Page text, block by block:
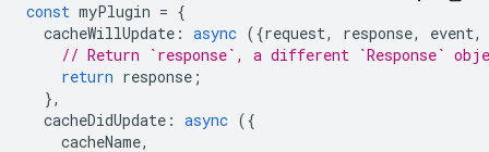
const myPlugin = {
cacheWillUpdate : async ({request, response, event,
// Return `response`, a different `Response`
return response ;
},
cacheDidUpdate : async ({
cacheName,